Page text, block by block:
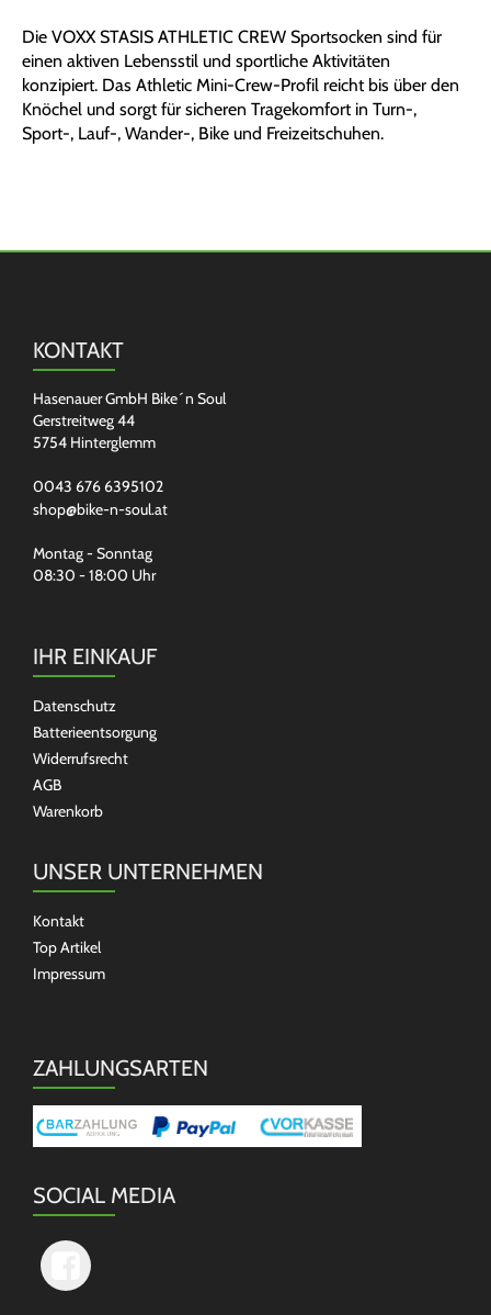
Die VOXX STASIS ATHLETIC CREW Sportsocken sind für
einen aktiven Lebensstil und sportliche Aktivitäten
konzipiert. Das Athletic Mini-Crew-Profil reicht bis über den
Knöchel und sorgt für sicheren Tragekomfort in Turn-,
Sport-, Lauf-, Wander-, Bike und Freizeitschuhen.
KONTAKT
Hasenauer GmbH Bike´n Soul
Gerstreitweg 44
5754 Hinterglemm
0043 676 6395102
shop@bike-n-soul.at
Montag - Sonntag
08:30 - 18:00 Uhr
IHR EINKAUF
Datenschutz
Batterieentsorgung
Widerrufsrecht
AGB
Warenkorb
UNSER UNTERNEHMEN
Kontakt
Top Artikel
Impressum
ZAHLUNGSARTEN
SOCIAL MEDIA